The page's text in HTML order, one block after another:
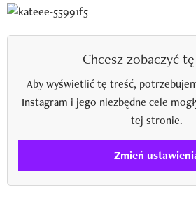
Chcesz zobaczyć
Aby wyświetlić tę treść,
Instagram i jego niezbędne cele
tej stronie.
Zmień